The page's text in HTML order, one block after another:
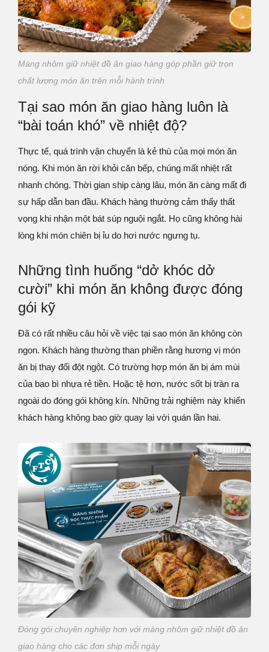
Màng nhôm giữ nhiệt đồ ăn giao hàng góp phần giữ trọn
chất lượng món ăn trên mỗi hành trình
Tại sao món ăn giao hàng luôn là
“bài toán khó” về nhiệt độ?
Thực tế, quá trình vận chuyển là kẻ thù của mọi món ăn
nóng. Khi món ăn rời khỏi căn bếp, chúng mất nhiệt rất
nhanh chóng. Thời gian ship càng lâu, món ăn càng mất đi
sự hấp dẫn ban đầu. Khách hàng thường cảm thấy thất
vọng khi nhận một bát súp nguội ngắt. Họ cũng không hài
lòng khi món chiên bị ỉu do hơi nước ngưng tụ.
Những tình huống “dở khóc dở
cười” khi món ăn không được đóng
gói kỹ
Đã có rất nhiều câu hỏi về việc tại sao món ăn không còn
ngon. Khách hàng thường than phiền rằng hương vị món
ăn bị thay đổi đột ngột. Có trường hợp món ăn bị ám mùi
của bao bì nhựa rẻ tiền. Hoặc tệ hơn, nước sốt bị tràn ra
ngoài do đóng gói không kín. Những trải nghiệm này khiến
khách hàng không bao giờ quay lại với quán lần hai.
Đóng gói chuyên nghiệp hơn với màng nhôm giữ nhiệt đồ ăn
giao hàng cho các đơn ship mỗi ngày